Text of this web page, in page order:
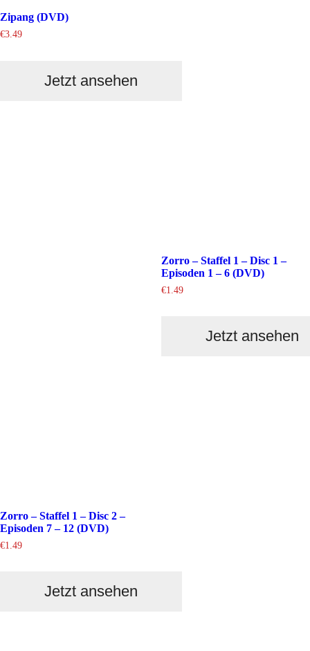
Zipang (DVD)
€3.49
Jetzt ansehen
Zorro – Staffel 1 – Disc 1 –
Episoden 1 – 6 (DVD)
€1.49
Jetzt ansehen
Zorro – Staffel 1 – Disc 2 –
Episoden 7 – 12 (DVD)
€1.49
Jetzt ansehen